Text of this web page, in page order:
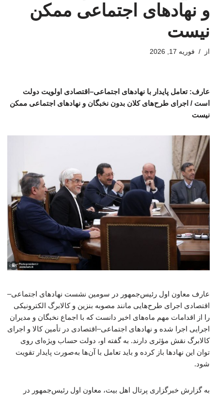
و نهادهای اجتماعی ممکن
نیست
از فوریه 17, 2026
عارف: تعامل پایدار با نهادهای اجتماعی–اقتصادی اولویت دولت
است / اجرای طرح‌های کلان بدون نخبگان و نهادهای اجتماعی ممکن
نیست
عارف معاون اول رئیس‌جمهور در سومین نشست نهادهای اجتماعی–
اقتصادی اجرای طرح‌هایی مانند مصوبه بنزین و کالابرگ الکترونیکی
را از اقدامات مهم ماه‌های اخیر دانست که با اجماع نخبگان و مدیران
اجرایی اجرا شده و نهادهای اجتماعی–اقتصادی در تأمین کالا و اجرای
کالابرگ نقش مؤثری دارند. به گفته او، دولت حساب ویژه‌ای روی
توان این نهادها باز کرده و باید تعامل با آن‌ها به‌صورت پایدار تقویت
شود.
به گزارش خبرگزاری پرتال اهل بیت، معاون اول رئیس‌جمهور در